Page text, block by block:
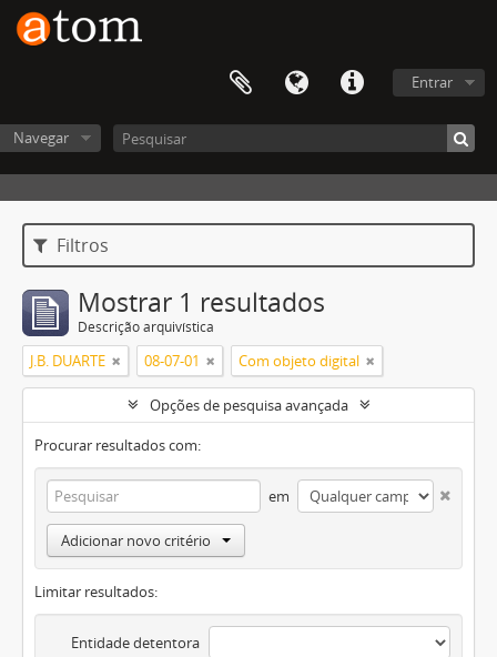
Entrar
Navegar
Filtros
Mostrar 1 resultados
Descrição arquivística
J.B. DUARTE 08-07-01 Com objeto digital
Opções de pesquisa avançada
Procurar resultados com:
em
Adicionar novo critério
Limitar resultados:
Entidade detentora